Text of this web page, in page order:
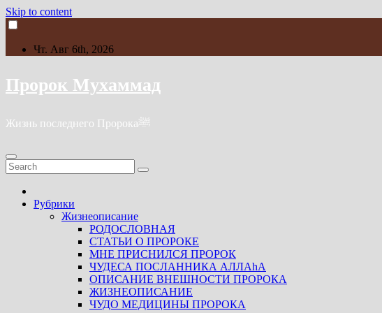
Skip to content
Чт. Авг 6th, 2026
Пророк Мухаммад
Жизнь последнего Пророкаﷺ
Рубрики
Жизнеописание
РОДОСЛОВНАЯ
СТАТЬИ О ПРОРОКЕ
МНЕ ПРИСНИЛСЯ ПРОРОК
ЧУДЕСА ПОСЛАННИКА АЛЛАhА
ОПИСАНИЕ ВНЕШНОСТИ ПРОРОКА
ЖИЗНЕОПИСАНИЕ
ЧУДО МЕДИЦИНЫ ПРОРОКА